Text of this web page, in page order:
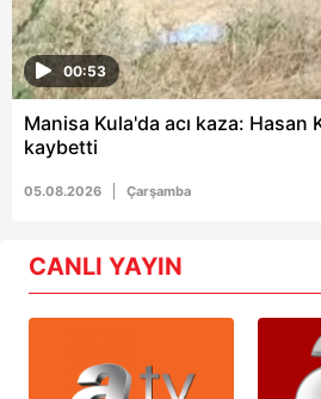
00:53
Manisa Kula'da acı kaza: Hasan
kaybetti
05.08.2026 Çarşamba
CANLI YAYIN